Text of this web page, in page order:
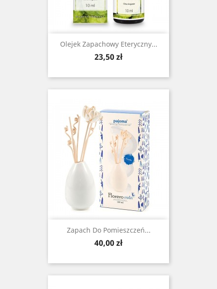
Olejek Zapachowy Eteryczny...
Cena
23,50 zł
Zapach Do Pomieszczeń...
Cena
40,00 zł